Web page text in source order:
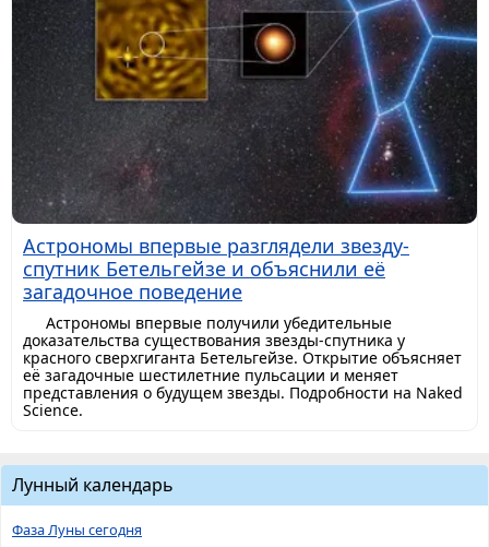
Астрономы впервые разглядели звезду-
спутник Бетельгейзе и объяснили её
загадочное поведение
Астрономы впервые получили убедительные
доказательства существования звезды-спутника у
красного сверхгиганта Бетельгейзе. Открытие объясняет
её загадочные шестилетние пульсации и меняет
представления о будущем звезды. Подробности на Naked
Science.
Лунный календарь
Фаза Луны сегодня